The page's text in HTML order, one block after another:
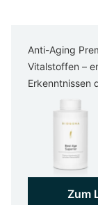
Anti-Aging
Vitalstoffen –
Erkenntnissen
Zum